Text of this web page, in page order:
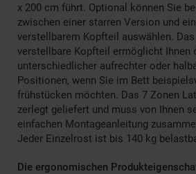
x 200 cm führt. Optional können Sie
zwischen einer starren Version und
verstellbarem Kopfteil auswählen.
verstellbare Kopfteil ermöglicht Ihnen
unterschiedlicher aufrechter oder
Positionen, wenn Sie im Bett
frühstücken möchten. Das 7 Zonen
zerlegt geliefert und muss von Ihnen
einfachen Montageanleitung
Jeder Einzelrost ist bis 140 kg
Die ergonomischen